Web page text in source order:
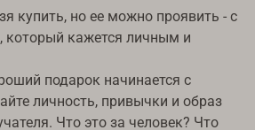
купить, но ее можно проявить - с
кажется личным и
подарок начинается с
личность, привычки и образ
Что это за человек? Что